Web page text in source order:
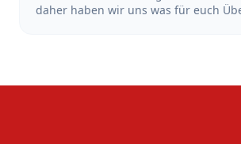
daher haben wir uns was für euch
wegen der Ferien und Starte dein